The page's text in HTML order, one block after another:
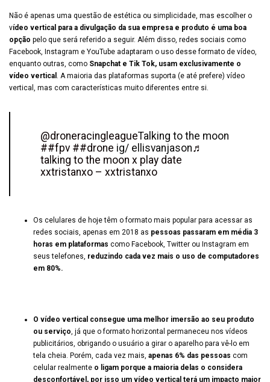
Não é apenas uma questão de estética ou simplicidade, mas escolher o
vídeo vertical para a divulgação da sua empresa e produto é uma boa
opção pelo que será referido a seguir. Além disso, redes sociais como
Facebook, Instagram e YouTube adaptaram o uso desse formato de vídeo,
enquanto outras, como Snapchat e Tik Tok, usam exclusivamente o
vídeo vertical . A maioria das plataformas suporta (e até prefere) vídeo
vertical, mas com características muito diferentes entre si.
@droneracingleagueTalking to the moon
##fpv ##drone ig/ ellisvanjason♬
talking to the moon x play date
xxtristanxo – xxtristanxo
Os celulares de hoje têm o formato mais popular para acessar as
redes sociais, apenas em 2018 as pessoas passaram em média 3
horas em plataformas como Facebook, Twitter ou Instagram em
seus telefones, reduzindo cada vez mais o uso de computadores
em 80%.
O vídeo vertical consegue uma melhor imersão ao seu produto
ou serviço, já que o formato horizontal permaneceu nos vídeos
publicitários, obrigando o usuário a girar o aparelho para vê-lo em
tela cheia. Porém, cada vez mais, apenas 6% das pessoas com
celular realmente o ligam porque a maioria delas o considera
desconfortável, por isso um vídeo vertical terá um impacto maior